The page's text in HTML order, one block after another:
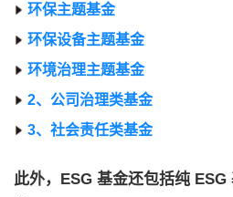
环保主题基金
环保设备主题基金
环境治理主题基金
2、公司治理类基金
3、社会责任类基金
此外，ESG 基金还包括纯